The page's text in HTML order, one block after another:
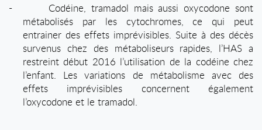
-
Codéine, tramadol mais aussi oxycodone sont
métabolisés par les cytochromes, ce qui peut
entrainer des effets imprévisibles. Suite à des décès
survenus chez des métaboliseurs rapides, l’HAS a
restreint début 2016 l’utilisation de la codéine chez
l’enfant. Les variations de métabolisme avec des
effets imprévisibles concernent également
l’oxycodone et le tramadol.